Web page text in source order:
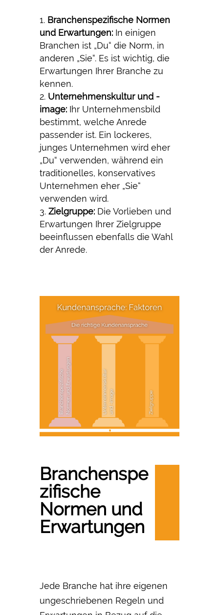
Branchenspezifische Normen
und Erwartungen:In einigen
Branchen ist „Du“ die Norm, in
anderen „Sie“. Es ist wichtig, die
Erwartungen Ihrer Branche zu
kennen.
Unternehmenskultur und -
image:Ihr Unternehmensbild
bestimmt, welche Anrede
passender ist. Ein lockeres,
junges Unternehmen wird eher
„Du“ verwenden, während ein
traditionelles, konservatives
Unternehmen eher „Sie“
verwenden wird.
Zielgruppe:Die Vorlieben und
Erwartungen Ihrer Zielgruppe
beeinflussen ebenfalls die Wahl
der Anrede.
Branchenspe
zifische
Normen und
Erwartungen
Jede Branche hat ihre eigenen
ungeschriebenen Regeln und